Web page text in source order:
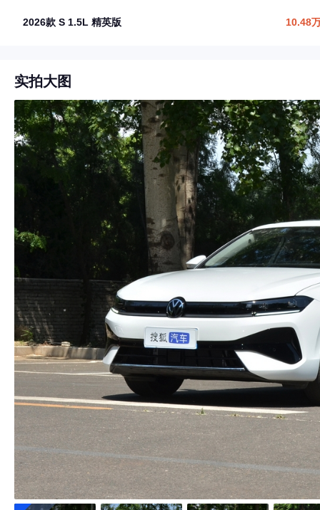
2026款 S 1.5L 精英版 10.48
实拍大图